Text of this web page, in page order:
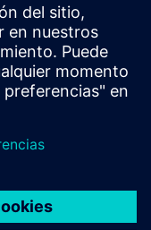
within a
such as layout